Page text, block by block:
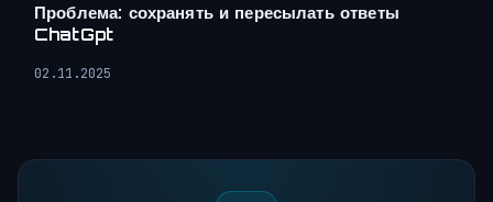
Проблема: сохранять и пересылать ответы
ChatGpt
02.11.2025